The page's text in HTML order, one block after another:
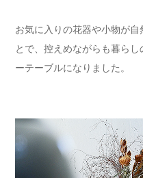
お気に入りの花器や小物が
とで、控えめながらも暮らし
ーテーブルになりました。